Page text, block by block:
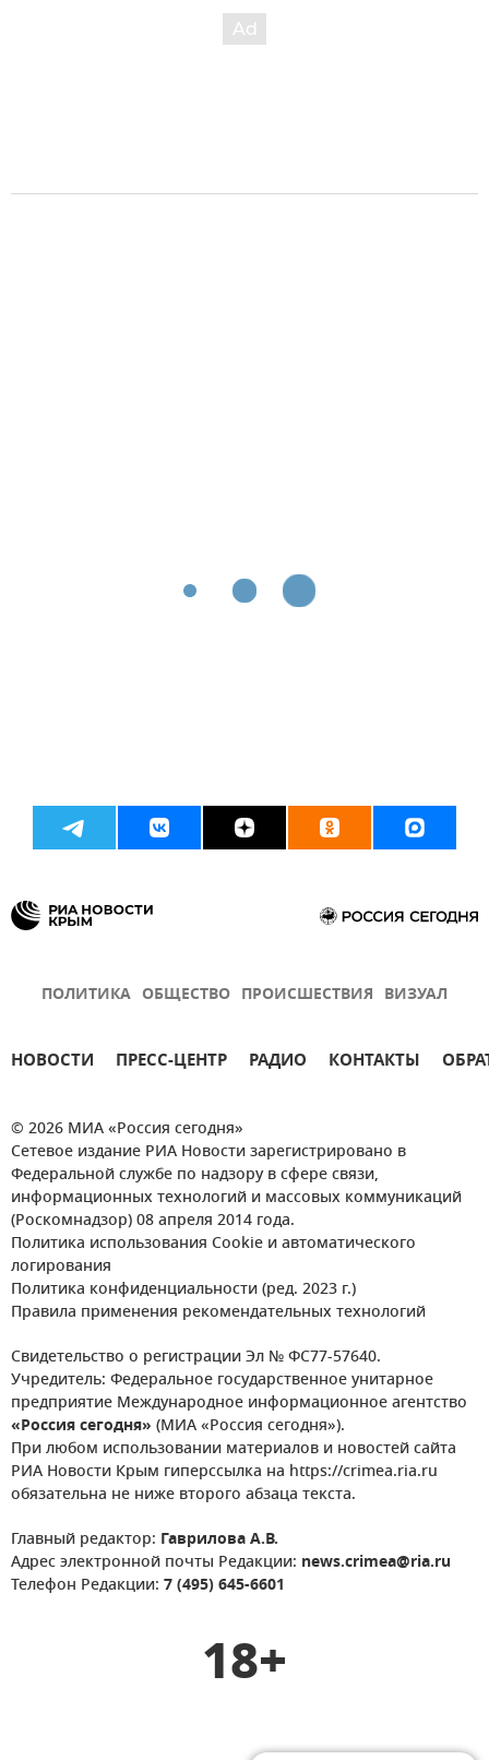
ПОЛИТИКА ОБЩЕСТВО ПРОИСШЕСТВИЯ ВИЗУАЛ
НОВОСТИ ПРЕСС-ЦЕНТР РАДИО КОНТАКТЫ
© 2026 МИА «Россия сегодня»
Сетевое издание РИА Новости зарегистрировано в
Федеральной службе по надзору в сфере связи,
информационных технологий и массовых коммуникаций
(Роскомнадзор) 08 апреля 2014 года.
Политика использования Cookie и автоматического
логирования
Политика конфиденциальности (ред. 2023 г.)
Правила применения рекомендательных технологий
Свидетельство о регистрации Эл № ФС77-57640.
Учредитель: Федеральное государственное унитарное
предприятие Международное информационное агентство
«Россия сегодня» (МИА «Россия сегодня»).
При любом использовании материалов и новостей сайта
РИА Новости Крым гиперссылка на https://crimea.ria.ru
обязательна не ниже второго абзаца текста.
Главный редактор: Гаврилова А.В.
Адрес электронной почты Редакции: news.crimea@ria.ru
Телефон Редакции: 7 (495) 645-6601
18+